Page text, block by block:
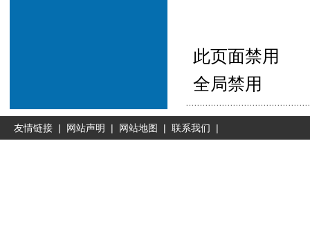
此页面禁用
全局禁用
友情链接 | 网站声明 | 网站地图 | 联系我们 |